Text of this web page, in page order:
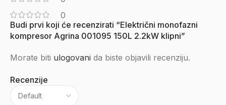
0
Recenzije
Budi prvi koji će recenzirati “Električni monofazni
kompresor Agrina 001095 150L 2.2kW klipni”
Morate biti ulogovani da biste objavili recenziju.